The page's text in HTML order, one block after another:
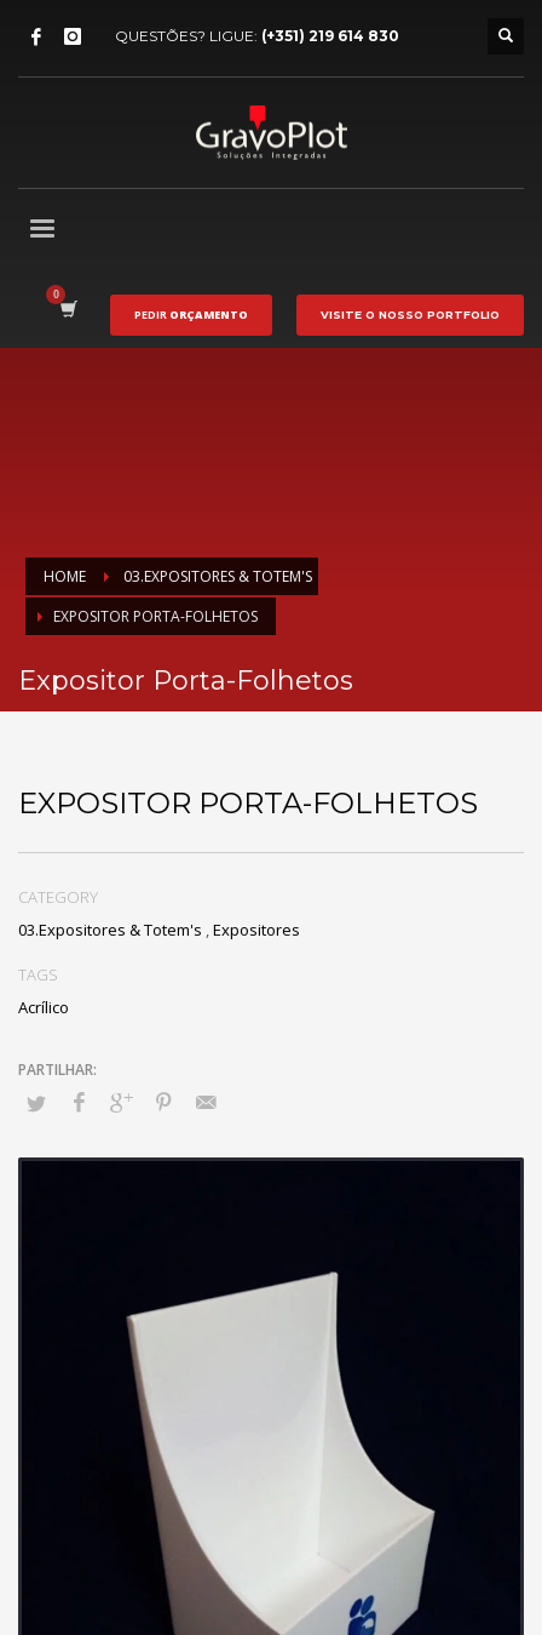
QUESTÕES? LIGUE: (+351) 219 614 830
PEDIR ORÇAMENTO VISITE O NOSSO PORTFOLIO
HOME
03.EXPOSITORES & TOTEM'S
EXPOSITOR PORTA-FOLHETOS
Expositor Porta-Folhetos
EXPOSITOR PORTA-FOLHETOS
CATEGORY
03.Expositores & Totem's ,Expositores
TAGS
Acrílico